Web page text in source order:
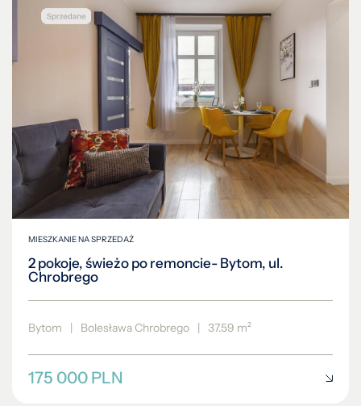
MIESZKANIE NA SPRZEDAŻ
2 pokoje, świeżo po remoncie- Bytom, ul.
Chrobrego
Bytom | Bolesława Chrobrego | 37.59 m²
175 000 PLN